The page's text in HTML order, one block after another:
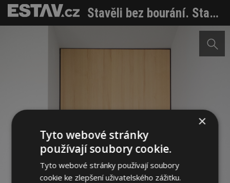
Stavěli bez bourání. Starou stodolu využili a přestavěli na bydlení a sklad
×
Tyto webové stránky
používají soubory cookie.
Tyto webové stránky používají soubory
cookie ke zlepšení uživatelského zážitku.